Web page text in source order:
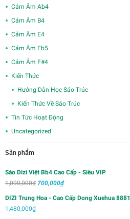
Cảm Âm Ab4
Cảm Âm B4
Cảm Âm E4
Cảm Âm Eb5
Cảm Âm F#4
Kiến Thức
Hướng Dẫn Học Sáo Trúc
Kiến Thức Về Sáo Trúc
Tin Tức Hoạt Động
Uncategorized
Sản phẩm
Sáo Dizi Việt Bb4 Cao Cấp - Siêu VIP
1,000,000₫ Giá
700,000₫Giá
DIZI Trung Hoa - Cao Cấp Dong Xuehua 8881
1,480,000₫